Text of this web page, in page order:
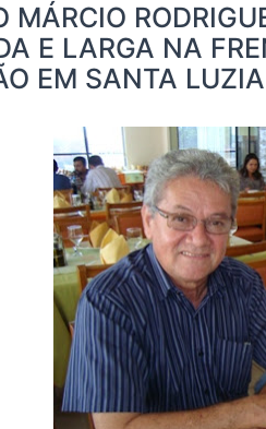
MÁRCIO
E LARGA NA
EM SANTA LUZIA